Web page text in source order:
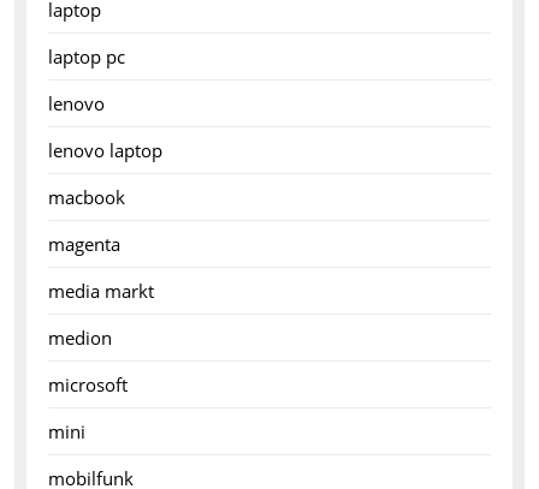
laptop
laptop pc
lenovo
lenovo laptop
macbook
magenta
media markt
medion
microsoft
mini
mobilfunk